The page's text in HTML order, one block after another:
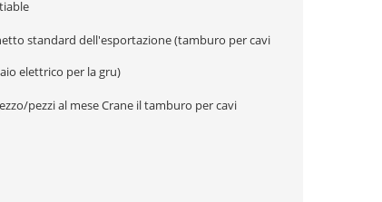
standard dell'esportazione (tamburo per cavi
elettrico per la gru)
pezzi al mese Crane il tamburo per cavi